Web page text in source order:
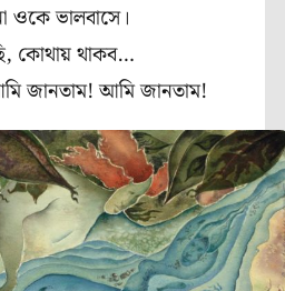
ওকে ভালবাসে।
কোথায় থাকব…
জানতাম! আমি জানতাম!